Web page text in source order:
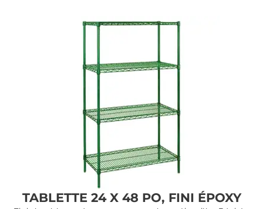
TABLETTE 24 X 48 PO, FINI ÉPOXY